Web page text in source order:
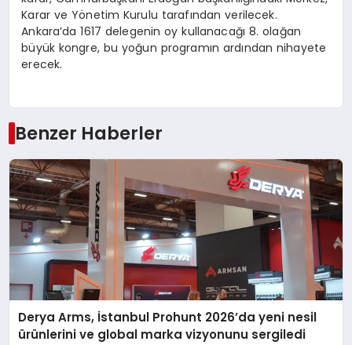
Karar ve Yönetim Kurulu tarafından verilecek.
Ankara’da 1617 delegenin oy kullanacağı 8. olağan
büyük kongre, bu yoğun programın ardından nihayete
erecek.
Benzer Haberler
Derya Arms, İstanbul Prohunt 2026’da yeni nesil
ürünlerini ve global marka vizyonunu sergiledi